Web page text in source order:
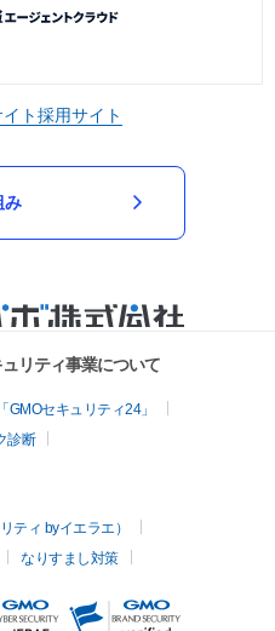
ト採用サイト
み
リティ事業について
セキュリティ24」
診断
ティ byイエラエ）
なりすまし対策